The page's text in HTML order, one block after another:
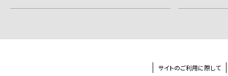
サイトのご利用に際して